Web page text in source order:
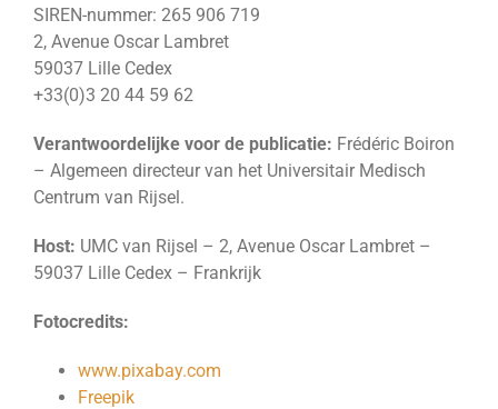
SIREN-nummer: 265 906 719
2, Avenue Oscar Lambret
59037 Lille Cedex
+33(0)3 20 44 59 62
Verantwoordelijke voor de publicatie: Frédéric Boiron
– Algemeen directeur van het Universitair Medisch
Centrum van Rijsel.
Host: UMC van Rijsel – 2, Avenue Oscar Lambret –
59037 Lille Cedex – Frankrijk
Fotocredits:
www.pixabay.com
Freepik